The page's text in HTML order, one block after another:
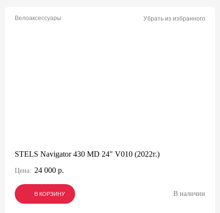
Велоаксессуары Убрать из избранного
STELS Navigator 430 MD 24" V010 (2022г.)
Цена: 24 000 р.
В КОРЗИНУ
В КОРЗИНУ
В КОРЗИНУ В наличии